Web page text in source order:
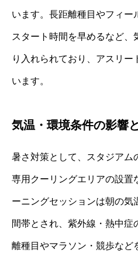
います。長距離種目やフィー
スタート時間を早めるなど、
り入れられており、アスリ
います。
気温・環境条件の影響
暑さ対策として、スタジアム
専用クーリングエリアの設置
ーニングセッションは朝の気
間帯とされ、紫外線・熱中症
離種目やマラソン・競歩など